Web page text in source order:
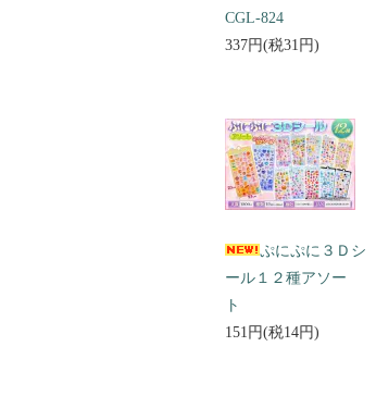
CGL-824
337円(税31円)
ぷにぷに３Ｄシ
ール１２種アソー
ト
151円(税14円)